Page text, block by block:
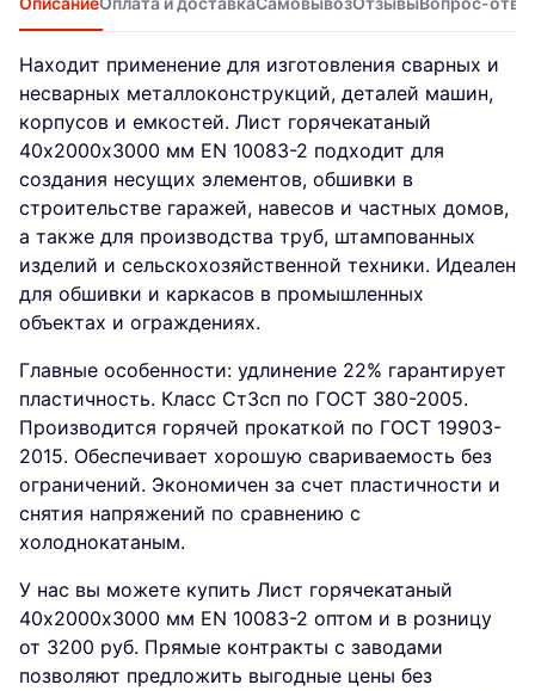
Находит применение для изготовления сварных и
несварных металлоконструкций, деталей машин,
корпусов и емкостей. Лист горячекатаный
40х2000х3000 мм EN 10083-2 подходит для
создания несущих элементов, обшивки в
строительстве гаражей, навесов и частных домов,
а также для производства труб, штампованных
изделий и сельскохозяйственной техники. Идеален
для обшивки и каркасов в промышленных
объектах и ограждениях.
Главные особенности: удлинение 22% гарантирует
пластичность. Класс Ст3сп по ГОСТ 380-2005.
Производится горячей прокаткой по ГОСТ 19903-
2015. Обеспечивает хорошую свариваемость без
ограничений. Экономичен за счет пластичности и
снятия напряжений по сравнению с
холоднокатаным.
У нас вы можете купить Лист горячекатаный
40х2000х3000 мм EN 10083-2 оптом и в розницу
от 3200 руб. Прямые контракты с заводами
позволяют предложить выгодные цены без